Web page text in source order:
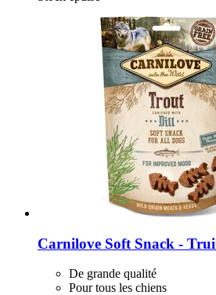
Carnilove Soft Snack -​
De grande qualité
Pour tous les chiens